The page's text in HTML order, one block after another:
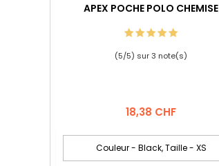
APEX POCHE POLO CHEMISE
(5/5) sur3 note(s)
Prix
18,38 CHF